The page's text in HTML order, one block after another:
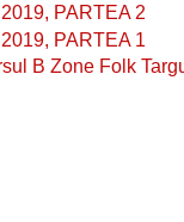
PARTEA 2
PARTEA 1
B Zone Folk